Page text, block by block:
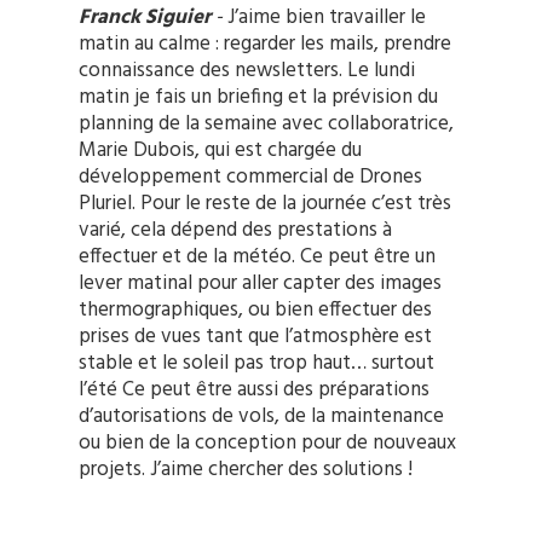
Franck Siguier-J’aime bien travailler le
matin au calme : regarder les mails, prendre
connaissance des newsletters. Le lundi
matin je fais un briefing et la prévision du
planning de la semaine avec collaboratrice,
Marie Dubois, qui est chargée du
développement commercial de Drones
Pluriel. Pour le reste de la journée c’est très
varié, cela dépend des prestations à
effectuer et de la météo. Ce peut être un
lever matinal pour aller capter des images
thermographiques, ou bien effectuer des
prises de vues tant que l’atmosphère est
stable et le soleil pas trop haut… surtout
l’été Ce peut être aussi des préparations
d’autorisations de vols, de la maintenance
ou bien de la conception pour de nouveaux
projets. J’aime chercher des solutions !